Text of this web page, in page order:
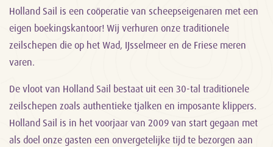
Holland Sail is een coöperatie van scheepseigenaren met een
eigen boekingskantoor! Wij verhuren onze traditionele
zeilschepen die op het Wad, IJsselmeer en de Friese meren
varen.
De vloot van Holland Sail bestaat uit een 30-tal traditionele
zeilschepen zoals authentieke tjalken en imposante klippers.
Holland Sail is in het voorjaar van 2009 van start gegaan met
als doel onze gasten een onvergetelijke tijd te bezorgen aan